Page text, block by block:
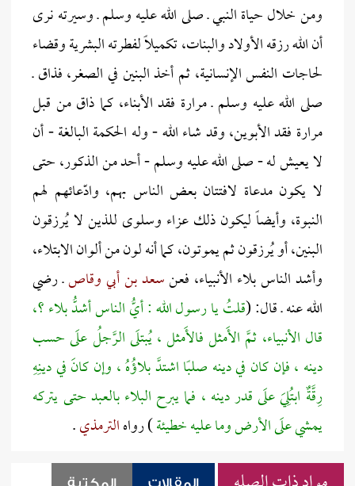
ومن خلال حياة النبي ـ صلى الله عليه وسلم ـ وسيرته نرى
أن الله رزقه الأولاد والبنات، تكميلاً لفطرته البشرية وقضاء
لحاجات النفس الإنسانية، ثم أخذ البنين في الصغر، فذاق ـ
صلى الله عليه وسلم ـ مرارة فقد الأبناء، كما ذاق من قبل
مرارة فقد الأبوين، وقد شاء الله - وله الحكمة البالغة - أن
لا يعيش له - صلى الله عليه وسلم - أحد من الذكور، حتى
لا يكون مدعاة لافتتان بعض الناس بهم، وادّعائهم لهم
النبوة، وأيضاً ليكون ذلك عزاء وسلوى للذين لا يُرزقون
البنين، أو يُرزقون ثم يموتون، كما أنه لون من ألوان الابتلاء،
وأشد الناس بلاء الأنبياء، فعنسعد بن أبي وقاصـ رضي
الله عنه ـ قال: (قلتُ يا رسول الله : أيُّ الناس أشدُّ بلاء ؟،
قال الأنبياء، ثمَّ الأَمثل فالأَمثل ، يُبتلَى الرَّجلُ علَى حسب
دينه ، فإن كان في دينه صلبًا اشتدَّ بلاؤُهُ ، وإن كانَ في دينِهِ
رِقَّةٌ ابتُلِيَ علَى قدر دينه ، فما يبرح البلاء بالعبد حتى يتركه
يمشي علَى الأرض وما عليه خطيئة) رواهالترمذي.